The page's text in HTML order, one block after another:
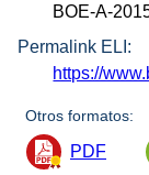
BOE-A-
Permalink ELI:
https://
Otros formatos:
PDF